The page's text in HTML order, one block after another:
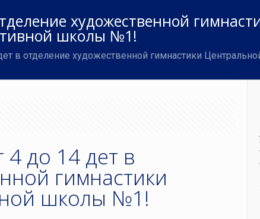
художественной
школы №1!
в отделение художественной гимнастики
4 до 14 дет в
гимнастики
школы №1!